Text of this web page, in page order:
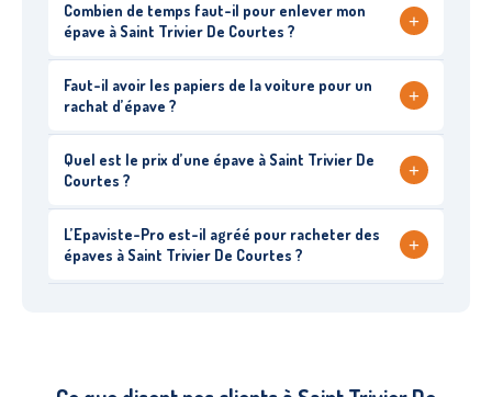
Combien de temps faut-il pour enlever mon
épave à Saint Trivier De Courtes ?
+
Faut-il avoir les papiers de la voiture pour un
rachat d’épave ?
+
Quel est le prix d’une épave à Saint Trivier De
Courtes ?
+
L’Epaviste-Pro est-il agréé pour racheter des
épaves à Saint Trivier De Courtes ?
+